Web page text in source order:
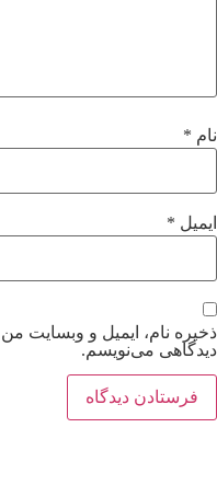
نام *
ایمیل *
ذخیره نام، ایمیل و وبسایت
دیدگاهی می‌نویسم.